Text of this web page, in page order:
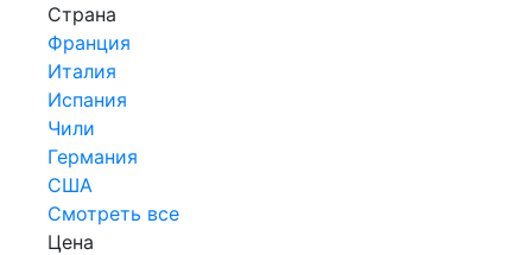
Страна
Франция
Италия
Испания
Чили
Германия
США
Смотреть все
Цена